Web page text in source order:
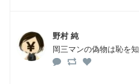
野村 純
岡三マンの偽物は恥を